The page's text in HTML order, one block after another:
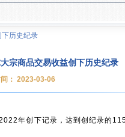
历史纪录
宗商品交易收益创下历史纪录
： 2023-03-06
年创下记录，达到创纪录的